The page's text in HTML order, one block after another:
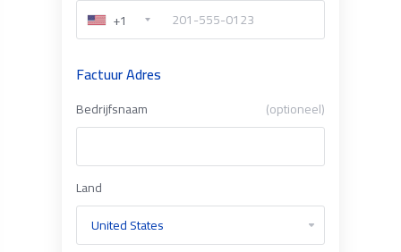
+1
Factuur Adres
Bedrijfsnaam (optioneel)
Land